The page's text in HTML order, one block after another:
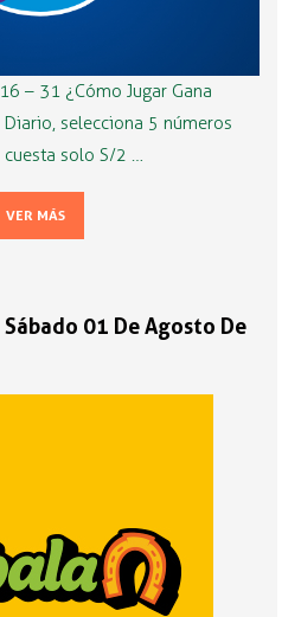
– 31 ¿Cómo Jugar Gana
selecciona 5 números
cuesta solo S/2 …
VER MÁS
01 De Agosto De